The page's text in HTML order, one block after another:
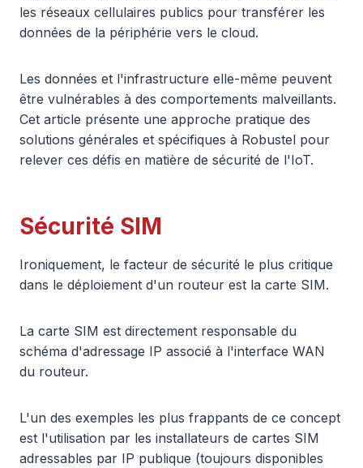
les réseaux cellulaires publics pour transférer les
données de la périphérie vers le cloud.
Les données et l'infrastructure elle-même peuvent
être vulnérables à des comportements malveillants.
Cet article présente une approche pratique des
solutions générales et spécifiques à Robustel pour
relever ces défis en matière de sécurité de l'IoT.
Sécurité SIM
Ironiquement, le facteur de sécurité le plus critique
dans le déploiement d'un routeur est la carte SIM.
La carte SIM est directement responsable du
schéma d'adressage IP associé à l'interface WAN
du routeur.
L'un des exemples les plus frappants de ce concept
est l'utilisation par les installateurs de cartes SIM
adressables par IP publique (toujours disponibles